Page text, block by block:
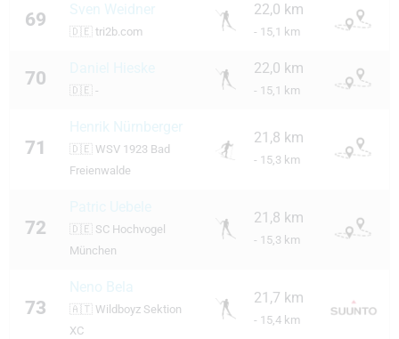
69 Sven Weidner
🇩🇪 tri2b.com
22,0 km
- 15,1 km
70
🇩🇪 -
22,0 km
- 15,1 km
71
Henrik Nürnberger
🇩🇪 WSV 1923 Bad
Freienwalde
21,8 km
- 15,3 km
72 🇩🇪 SC Hochvogel
München
21,8 km
- 15,3 km
73
Neno Bela
🇦🇹 Wildboyz Sektion
XC
21,7 km
- 15,4 km